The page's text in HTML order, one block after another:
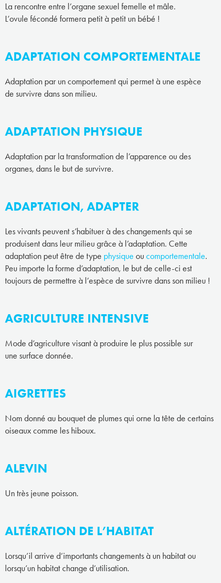
La rencontre entre l’organe sexuel femelle et mâle.
L’ovule fécondé formera petit à petit un bébé !
ADAPTATION COMPORTEMENTALE
Adaptation par un comportement qui permet à une espèce
de survivre dans son milieu.
ADAPTATION PHYSIQUE
Adaptation par la transformation de l’apparence ou des
organes, dans le but de survivre.
ADAPTATION, ADAPTER
Les vivants peuvent s’habituer à des changements qui se
produisent dans leur milieu grâce à l’adaptation. Cette
adaptation peut être de type physique oucomportementale.
Peu importe la forme d’adaptation, le but de celle-ci est
toujours de permettre à l’espèce de survivre dans son milieu !
AGRICULTURE INTENSIVE
Mode d’agriculture visant à produire le plus possible sur
une surface donnée.
AIGRETTES
Nom donné au bouquet de plumes qui orne la tête de certains
oiseaux comme les hiboux.
ALEVIN
Un très jeune poisson.
ALTÉRATION DE L’HABITAT
Lorsqu’il arrive d’importants changements à un habitat ou
lorsqu’un habitat change d’utilisation.